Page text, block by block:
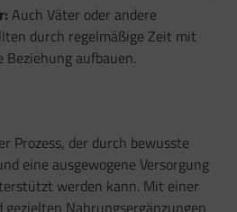
Auch Väter oder andere
durch regelmäßige Zeit mit
Beziehung aufbauen.
Prozess, der durch bewusste
eine ausgewogene Versorgung
werden kann. Mit einer